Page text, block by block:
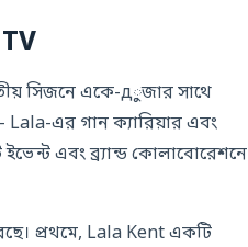
সিজনে একে-дুজার সাথে
এর গান ক্যারিয়ার এবং
এবং ব্র্যান্ড কোলাবোরেশনে
প্রথমে, Lala Kent একটি